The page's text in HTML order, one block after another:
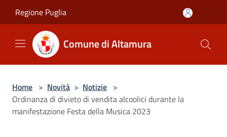
Regione Puglia
Comune di Altamura
Home > Novità > Notizie >
Ordinanza di divieto di vendita alcoolici durante la
manifestazione Festa della Musica 2023